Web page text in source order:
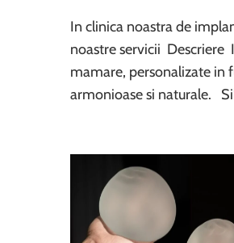
In clinica noastra de
noastre servicii
mamare, personalizate in
armonioase si naturale.